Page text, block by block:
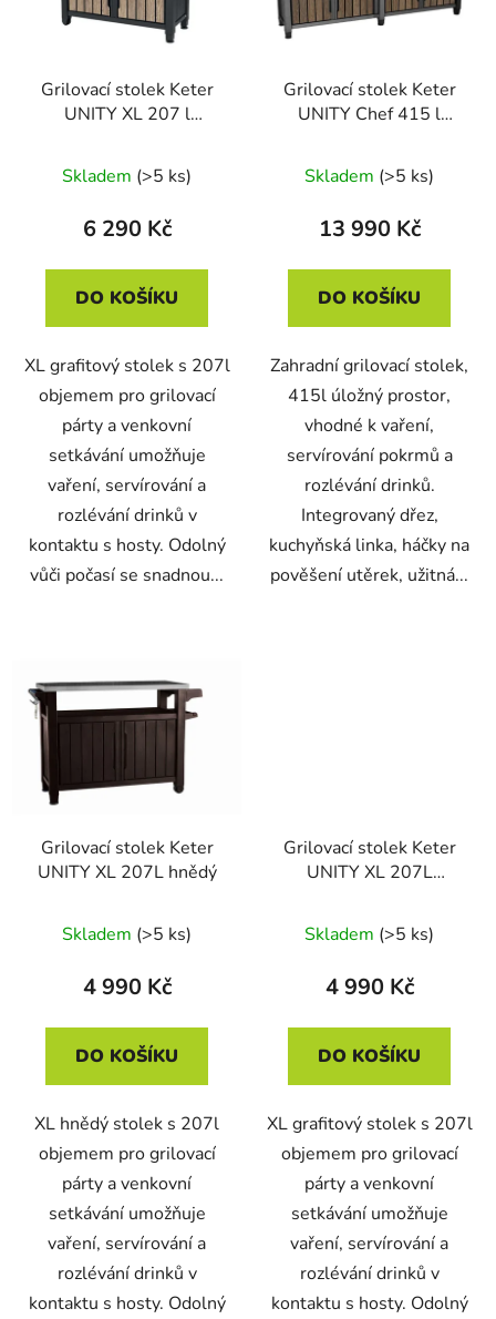
Grilovací stolek Keter
UNITY XL 207 l
Skladem (>5 ks)
6 290 Kč
DO KOŠÍKU
XL grafitový stolek s 207l
objemem pro grilovací
párty a venkovní
setkávání umožňuje
vaření, servírování a
rozlévání drinků v
kontaktu s hosty. Odolný
vůči počasí se snadnou...
Grilovací stolek Keter
UNITY Chef 415 l
Skladem (>5 ks)
13 990 Kč
DO KOŠÍKU
Zahradní grilovací stolek,
415l úložný prostor,
vhodné k vaření,
servírování pokrmů a
rozlévání drinků.
Integrovaný dřez,
kuchyňská linka, háčky na
pověšení utěrek, užitná...
Grilovací stolek Keter
UNITY XL 207L hnědý
Skladem (>5 ks)
4 990 Kč
DO KOŠÍKU
XL hnědý stolek s 207l
objemem pro grilovací
párty a venkovní
setkávání umožňuje
vaření, servírování a
rozlévání drinků v
kontaktu s hosty. Odolný
Grilovací stolek Keter
UNITY XL 207L
Skladem (>5 ks)
4 990 Kč
DO KOŠÍKU
XL grafitový stolek s 207l
objemem pro grilovací
párty a venkovní
setkávání umožňuje
vaření, servírování a
rozlévání drinků v
kontaktu s hosty. Odolný